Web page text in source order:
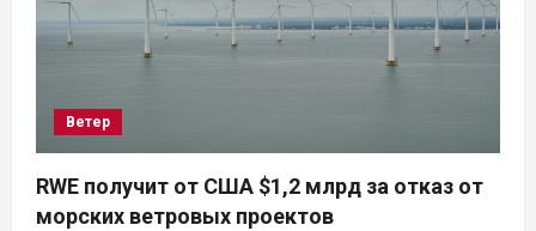
Ветер
RWE получит от США $1,2 млрд за отказ от
морских ветровых проектов